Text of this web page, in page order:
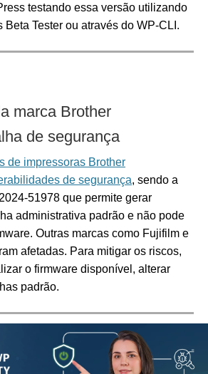
testando essa versão utilizando
Tester ou através do WP-CLI.
marca Brother
de segurança
de impressoras Brother
de segurança, sendo a
que permite gerar
administrativa padrão e não pode
Outras marcas como Fujifilm e
afetadas. Para mitigar os riscos,
o firmware disponível, alterar
padrão.